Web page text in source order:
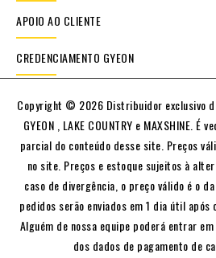
APOIO AO CLIENTE
CREDENCIAMENTO GYEON
Copyright © 2026 Distribuidor exclusivo
GYEON , LAKE COUNTRY e MAXSHINE.
parcial do conteúdo desse site. Preços
no site. Preços e estoque sujeitos à
caso de divergência, o preço válido é o
pedidos serão enviados em 1 dia útil após
Alguém de nossa equipe poderá entrar
dos dados de pagamento de